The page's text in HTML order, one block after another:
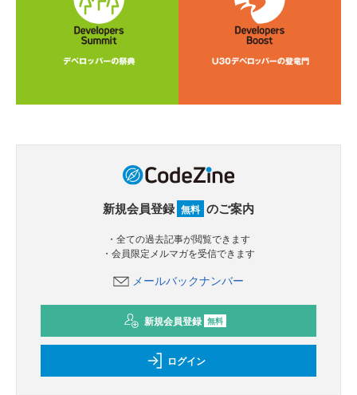
新規会員登録 無料 のご案内
・全ての過去記事が閲覧できます
・会員限定メルマガを受信できます
メールバックナンバー
新規会員登録 無料
ログイン